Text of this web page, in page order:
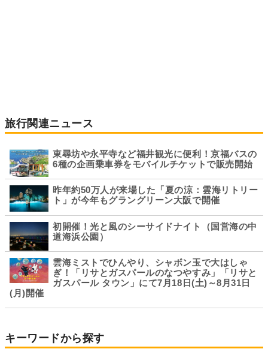
旅行関連ニュース
東尋坊や永平寺など福井観光に便利！京福バスの
6種の企画乗車券をモバイルチケットで販売開始
昨年約50万人が来場した「夏の涼：雲海リトリー
ト」が今年もグラングリーン大阪で開催
初開催！光と風のシーサイドナイト（国営海の中
道海浜公園）
雲海ミストでひんやり、シャボン玉で大はしゃ
ぎ！「リサとガスパールのなつやすみ」「リサと
ガスパール タウン」にて7月18日(土)～8月31日
(月)開催
キーワードから探す